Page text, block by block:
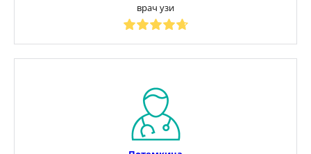
врач узи